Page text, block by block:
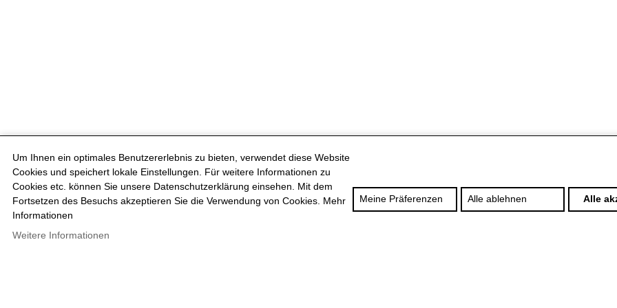
Um Ihnen ein optimales Benutzererlebnis zu bieten, verwendet diese Website
Cookies und speichert lokale Einstellungen. Für weitere Informationen zu
Cookies etc. können Sie unsere Datenschutzerklärung einsehen. Mit dem
Fortsetzen des Besuchs akzeptieren Sie die Verwendung von Cookies. Mehr
Informationen
Weitere Informationen
Meine Präferenzen Alle ablehnen Alle